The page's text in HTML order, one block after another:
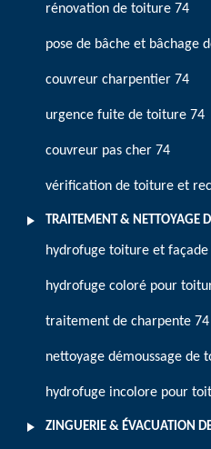
rénovation de toiture 74
pose de bâche et bâchage
couvreur charpentier 74
urgence fuite de toiture 74
couvreur pas cher 74
vérification de toiture et
TRAITEMENT & NETTOYAGE
hydrofuge toiture et façade
hydrofuge coloré pour
traitement de charpente 74
nettoyage démoussage de
hydrofuge incolore pour
ZINGUERIE & ÉVACUATION